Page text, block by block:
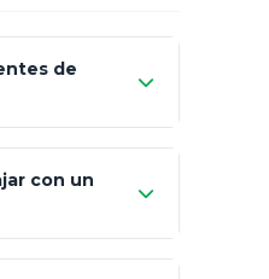
de
con un